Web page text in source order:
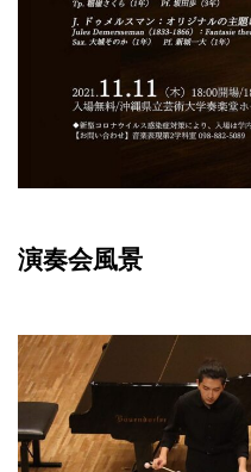
演奏会風景